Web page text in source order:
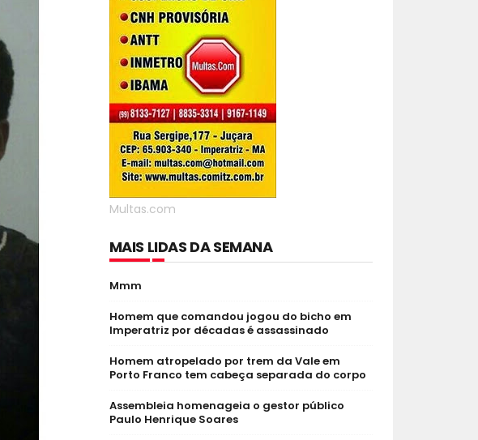
Multas.com
MAIS LIDAS DA SEMANA
Mmm
Homem que comandou jogou do bicho em
Imperatriz por décadas é assassinado
Homem atropelado por trem da Vale em
Porto Franco tem cabeça separada do corpo
Assembleia homenageia o gestor público
Paulo Henrique Soares